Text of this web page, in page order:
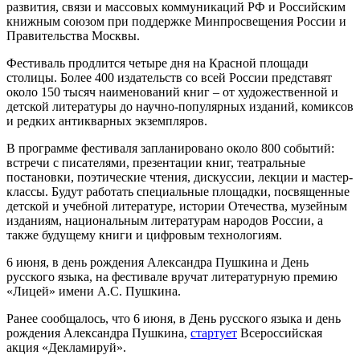
развития, связи и массовых коммуникаций РФ и Российским
книжным союзом при поддержке Минпросвещения России и
Правительства Москвы.
Фестиваль продлится четыре дня на Красной площади
столицы. Более 400 издательств со всей России представят
около 150 тысяч наименований книг – от художественной и
детской литературы до научно-популярных изданий, комиксов
и редких антикварных экземпляров.
В программе фестиваля запланировано около 800 событий:
встречи с писателями, презентации книг, театральные
постановки, поэтические чтения, дискуссии, лекции и мастер-
классы. Будут работать специальные площадки, посвященные
детской и учебной литературе, истории Отечества, музейным
изданиям, национальным литературам народов России, а
также будущему книги и цифровым технологиям.
6 июня, в день рождения Александра Пушкина и День
русского языка, на фестивале вручат литературную премию
«Лицей» имени А.С. Пушкина.
Ранее сообщалось, что 6 июня, в День русского языка и день
рождения Александра Пушкина, стартует Всероссийская
акция «Декламируй».